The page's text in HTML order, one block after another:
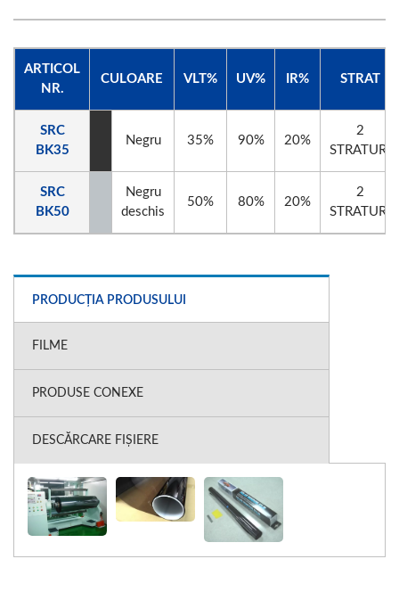
ARTICOL
NR.
CULOARE VLT% UV% IR% STRAT
SRC
BK35
Negru 35% 90% 20%
2
STRATURI
SRC
BK50
Negru
deschis
50% 80% 20%
2
STRATURI
PRODUCȚIA PRODUSULUI
FILME
PRODUSE CONEXE
DESCĂRCARE FIȘIERE